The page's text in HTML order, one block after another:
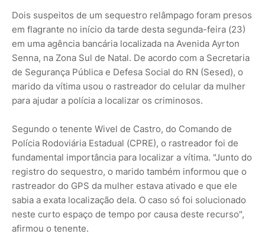
Dois suspeitos de um sequestro relâmpago foram presos
em flagrante no início da tarde desta segunda-feira (23)
em uma agência bancária localizada na Avenida Ayrton
Senna, na Zona Sul de Natal. De acordo com a Secretaria
de Segurança Pública e Defesa Social do RN (Sesed), o
marido da vítima usou o rastreador do celular da mulher
para ajudar a polícia a localizar os criminosos.
Segundo o tenente Wivel de Castro, do Comando de
Polícia Rodoviária Estadual (CPRE), o rastreador foi de
fundamental importância para localizar a vítima. "Junto do
registro do sequestro, o marido também informou que o
rastreador do GPS da mulher estava ativado e que ele
sabia a exata localização dela. O caso só foi solucionado
neste curto espaço de tempo por causa deste recurso",
afirmou o tenente.